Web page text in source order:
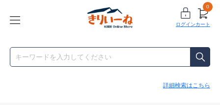
ログイン
0
カート
詳細検索はこちら